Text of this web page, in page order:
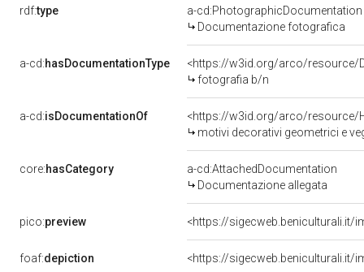
rdf:type
a-cd:PhotographicDocumentation
Documentazione fotografica
a-cd:hasDocumentationType
<https://w3id.org/arco/resource/
fotografia b/n
a-cd:isDocumentationOf
<https://w3id.org/arco/resource/
motivi decorativi geometrici e
core:hasCategory
a-cd:AttachedDocumentation
Documentazione allegata
pico:preview <https://sigecweb.beniculturali.it/
foaf:depiction <https://sigecweb.beniculturali.it/